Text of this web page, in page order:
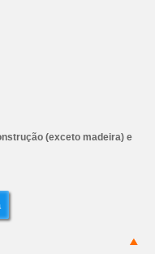
(exceto madeira) e